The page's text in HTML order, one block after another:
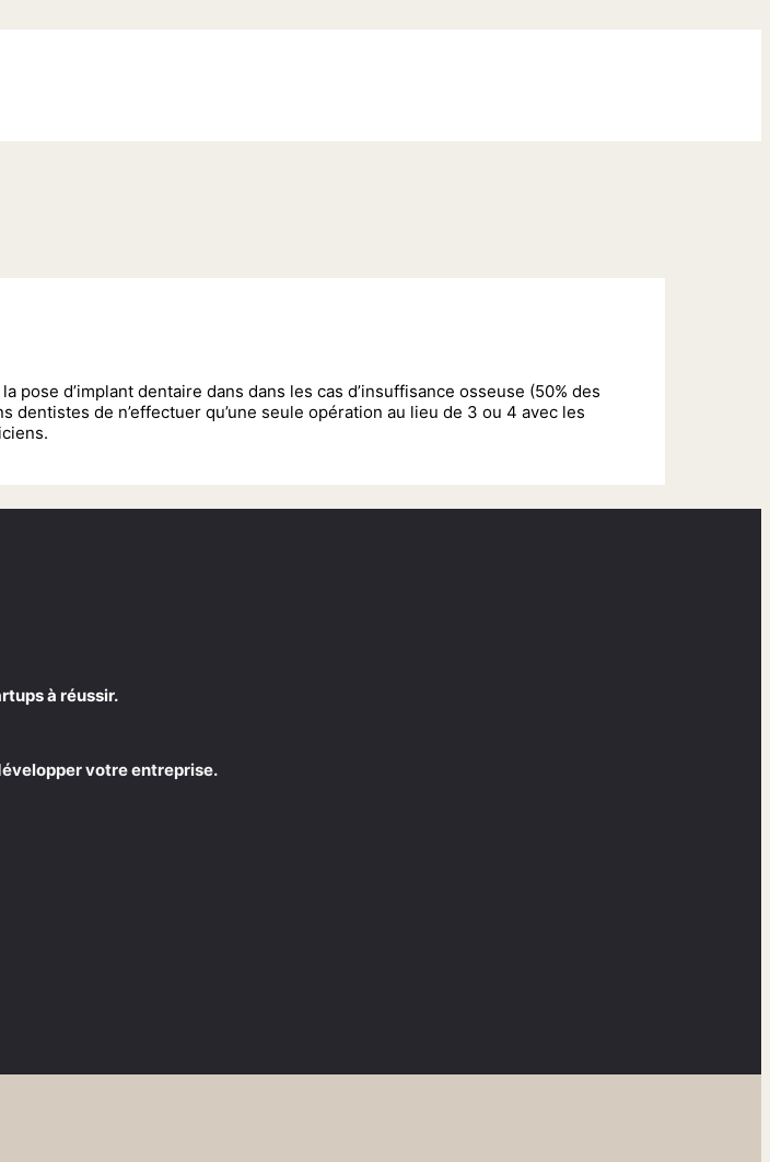
d’implant dentaire dans dans les cas d’insuffisance osseuse (50% des
de n’effectuer qu’une seule opération au lieu de 3 ou 4 avec les
à réussir.
votre entreprise.